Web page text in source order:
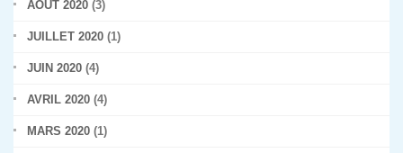
AOÛT 2020 (3)
JUILLET 2020 (1)
JUIN 2020 (4)
AVRIL 2020 (4)
MARS 2020 (1)